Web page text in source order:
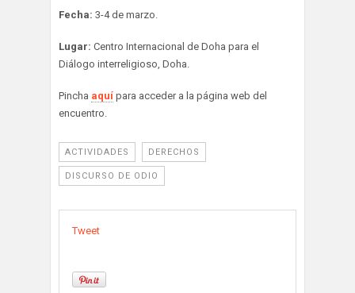
Fecha: 3-4 de marzo.
Lugar: Centro Internacional de Doha para el
Diálogo interreligioso, Doha.
Pincha aquí para acceder a la página web del
encuentro.
ACTIVIDADES DERECHOS
DISCURSO DE ODIO
Tweet